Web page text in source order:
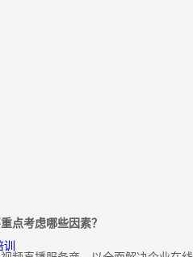
点考虑哪些因素？
训